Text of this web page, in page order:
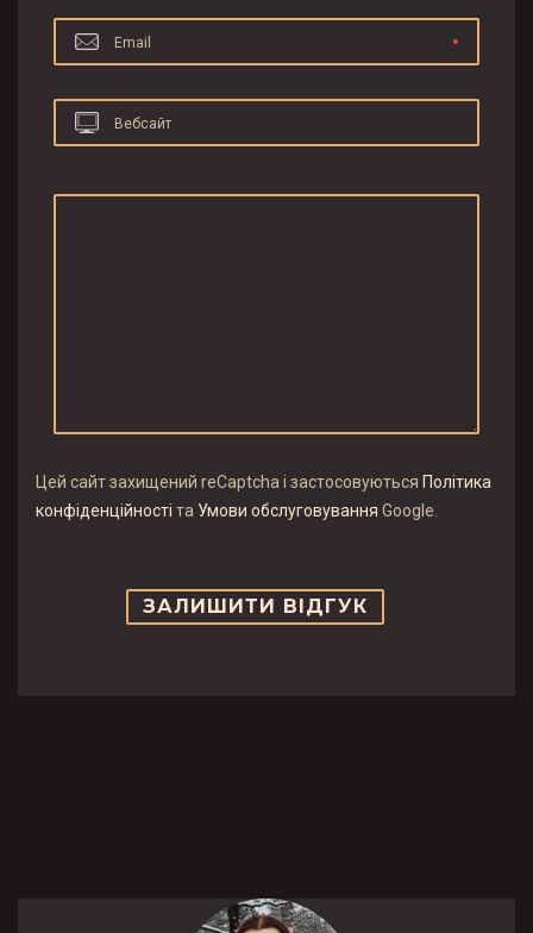
Email
Вебсайт
Цей сайт захищений reCaptcha і застосовуються Політика
конфіденційності та Умови обслуговування Google.